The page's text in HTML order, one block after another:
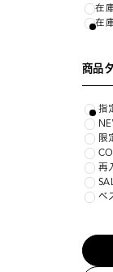
在
在
商品
指
限
再
ベ